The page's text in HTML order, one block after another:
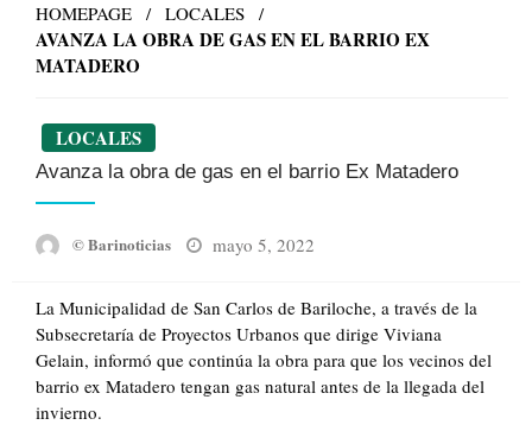
HOMEPAGE LOCALES
AVANZA LA OBRA DE GAS EN EL BARRIO EX
MATADERO
LOCALES
Avanza la obra de gas en el barrio Ex Matadero
© Barinoticias
Posted
mayo 5, 2022
La Municipalidad de San Carlos de Bariloche, a través de la
Subsecretaría de Proyectos Urbanos que dirige Viviana
Gelain, informó que continúa la obra para que los vecinos del
barrio ex Matadero tengan gas natural antes de la llegada del
invierno.